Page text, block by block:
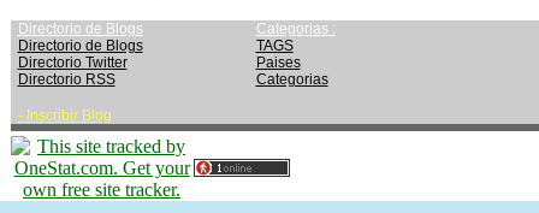
Directorio de Blogs
Directorio de Blogs
Directorio Twitter
Directorio RSS
- Inscribir Blog
Categorias :
TAGS
Paises
Categorias